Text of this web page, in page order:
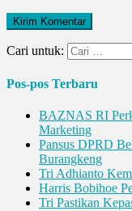
Cari untuk:
Pos-pos Terbaru
BAZNAS RI
Marketing
Pansus DPRD
Burangkeng
Tri Adhianto
Harris Bobihoe
Tri Pastikan